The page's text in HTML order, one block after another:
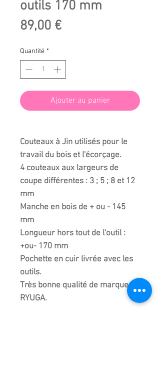
outils 170 mm
89,00 €Prix
Quantité *
Ajouter au panier
Couteaux à Jin utilisés pour le
travail du bois et l'écorçage.
4 couteaux aux largeurs de
coupe différentes : 3 ; 5 ; 8 et 12
mm
Manche en bois de + ou - 145
mm
Longueur hors tout de l'outil :
+ou- 170 mm
Pochette en cuir livrée avec les
outils.
Très bonne qualité de marque
RYUGA.